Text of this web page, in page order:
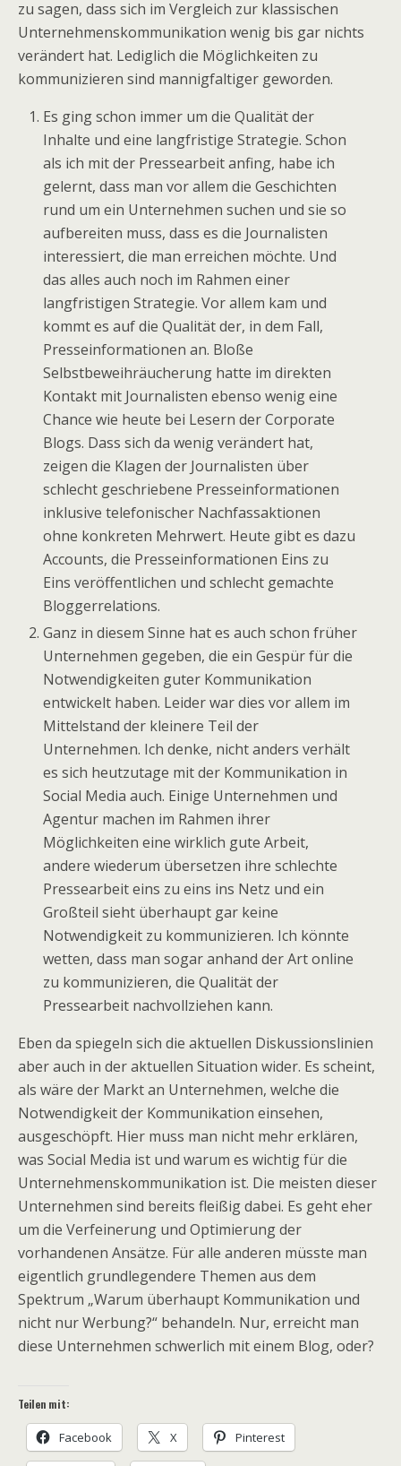
zu sagen, dass sich im Vergleich zur klassischen
Unternehmenskommunikation wenig bis gar nichts
verändert hat. Lediglich die Möglichkeiten zu
kommunizieren sind mannigfaltiger geworden.
Es ging schon immer um die Qualität der
Inhalte und eine langfristige Strategie. Schon
als ich mit der Pressearbeit anfing, habe ich
gelernt, dass man vor allem die Geschichten
rund um ein Unternehmen suchen und sie so
aufbereiten muss, dass es die Journalisten
interessiert, die man erreichen möchte. Und
das alles auch noch im Rahmen einer
langfristigen Strategie. Vor allem kam und
kommt es auf die Qualität der, in dem Fall,
Presseinformationen an. Bloße
Selbstbeweihräucherung hatte im direkten
Kontakt mit Journalisten ebenso wenig eine
Chance wie heute bei Lesern der Corporate
Blogs. Dass sich da wenig verändert hat,
zeigen die Klagen der Journalisten über
schlecht geschriebene Presseinformationen
inklusive telefonischer Nachfassaktionen
ohne konkreten Mehrwert. Heute gibt es dazu
Accounts, die Presseinformationen Eins zu
Eins veröffentlichen und schlecht gemachte
Bloggerrelations.
Ganz in diesem Sinne hat es auch schon früher
Unternehmen gegeben, die ein Gespür für die
Notwendigkeiten guter Kommunikation
entwickelt haben. Leider war dies vor allem im
Mittelstand der kleinere Teil der
Unternehmen. Ich denke, nicht anders verhält
es sich heutzutage mit der Kommunikation in
Social Media auch. Einige Unternehmen und
Agentur machen im Rahmen ihrer
Möglichkeiten eine wirklich gute Arbeit,
andere wiederum übersetzen ihre schlechte
Pressearbeit eins zu eins ins Netz und ein
Großteil sieht überhaupt gar keine
Notwendigkeit zu kommunizieren. Ich könnte
wetten, dass man sogar anhand der Art online
zu kommunizieren, die Qualität der
Pressearbeit nachvollziehen kann.
Eben da spiegeln sich die aktuellen Diskussionslinien
aber auch in der aktuellen Situation wider. Es scheint,
als wäre der Markt an Unternehmen, welche die
Notwendigkeit der Kommunikation einsehen,
ausgeschöpft. Hier muss man nicht mehr erklären,
was Social Media ist und warum es wichtig für die
Unternehmenskommunikation ist. Die meisten dieser
Unternehmen sind bereits fleißig dabei. Es geht eher
um die Verfeinerung und Optimierung der
vorhandenen Ansätze. Für alle anderen müsste man
eigentlich grundlegendere Themen aus dem
Spektrum „Warum überhaupt Kommunikation und
nicht nur Werbung?“ behandeln. Nur, erreicht man
diese Unternehmen schwerlich mit einem Blog, oder?
Teilen mit:
Facebook X Pinterest